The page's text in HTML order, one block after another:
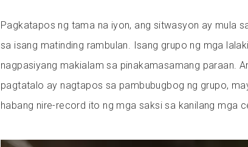
Pagkatapos ng tama na iyon, ang sitwasyon ay mula
sa isang matinding rambulan. Isang grupo ng mga
nagpasiyang makialam sa pinakamasamang paraan.
pagtatalo ay nagtapos sa pambubugbog ng grupo,
habang nire-record ito ng mga saksi sa kanilang mga